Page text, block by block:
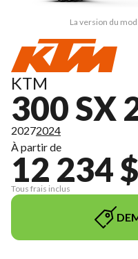
La version du
KTM
300 SX
20272024
À partir de
12 234 $
Tous frais inclus